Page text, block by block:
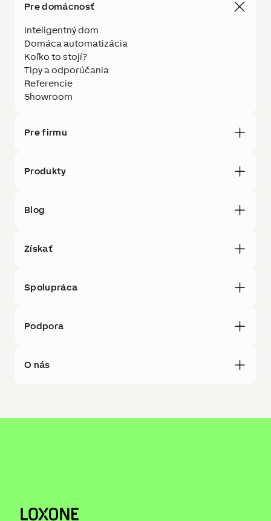
Pre domácnosť
Inteligentný dom
Domáca automatizácia
Koľko to stojí?
Tipy a odporúčania
Referencie
Showroom
Pre firmu
Produkty
Blog
Získať
Spolupráca
Podpora
O nás